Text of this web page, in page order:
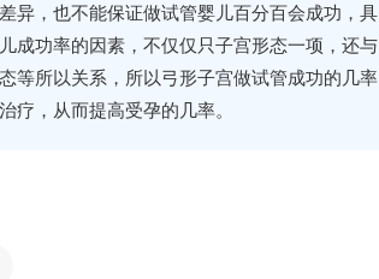
异，也不能保证做试管婴儿百分百会成功，具
成功率的因素，不仅仅只子宫形态一项，还与
等所以关系，所以弓形子宫做试管成功的几率
疗，从而提高受孕的几率。